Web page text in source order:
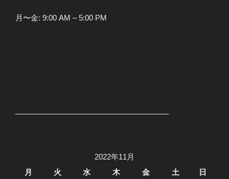
月〜金: 9:00 AM – 5:00 PM
2022年11月
月
火 水 木 金 土 日